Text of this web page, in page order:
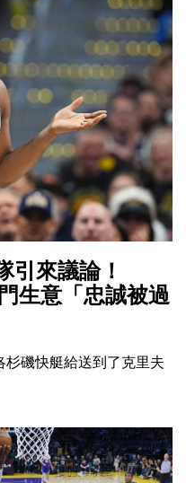
引來議論！
生意「忠誠被過
杉磯快艇給送到了克里夫